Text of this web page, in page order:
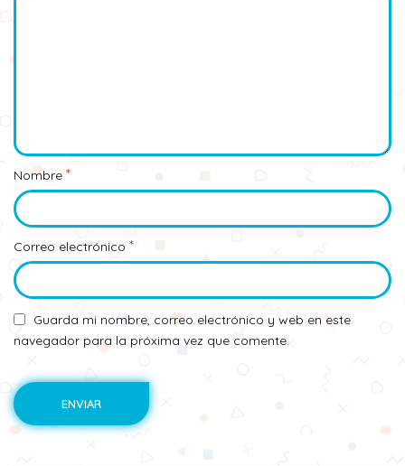
Nombre *
Correo electrónico *
Guarda mi nombre, correo electrónico y web en este
navegador para la próxima vez que comente.